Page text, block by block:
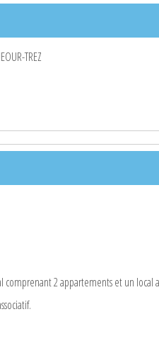
TREZ
2 appartements et un local